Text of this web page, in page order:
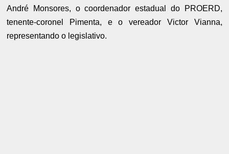
André Monsores, o coordenador estadual do PROERD,
tenente-coronel Pimenta, e o vereador Victor Vianna,
representando o legislativo.